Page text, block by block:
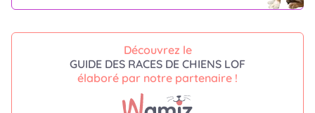
Découvrez le
GUIDE DES RACES DE CHIENS LOF
élaboré par notre partenaire !